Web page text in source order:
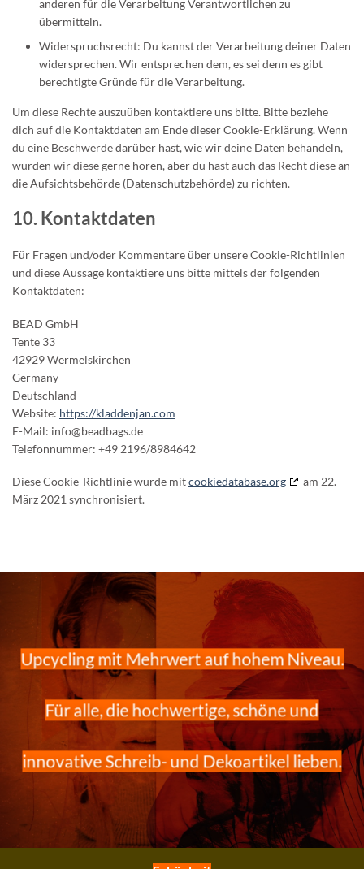
anderen für die Verarbeitung Verantwortlichen zu
übermitteln.
Widerspruchsrecht: Du kannst der Verarbeitung deiner Daten
widersprechen. Wir entsprechen dem, es sei denn es gibt
berechtigte Gründe für die Verarbeitung.
Um diese Rechte auszuüben kontaktiere uns bitte. Bitte beziehe
dich auf die Kontaktdaten am Ende dieser Cookie-Erklärung. Wenn
du eine Beschwerde darüber hast, wie wir deine Daten behandeln,
würden wir diese gerne hören, aber du hast auch das Recht diese an
die Aufsichtsbehörde (Datenschutzbehörde) zu richten.
10. Kontaktdaten
Für Fragen und/oder Kommentare über unsere Cookie-Richtlinien
und diese Aussage kontaktiere uns bitte mittels der folgenden
Kontaktdaten:
BEAD GmbH
Tente 33
42929 Wermelskirchen
Germany
Deutschland
Website: https://kladdenjan.com
E-Mail: info@beadbags.de
Telefonnummer: +49 2196/8984642
Diese Cookie-Richtlinie wurde mitcookiedatabase.org
am 22.
März 2021 synchronisiert.
Upcycling mit Mehrwert auf hohem Niveau.
Für alle, die hochwertige, schöne und
innovative Schreib- und Dekoartikel lieben.